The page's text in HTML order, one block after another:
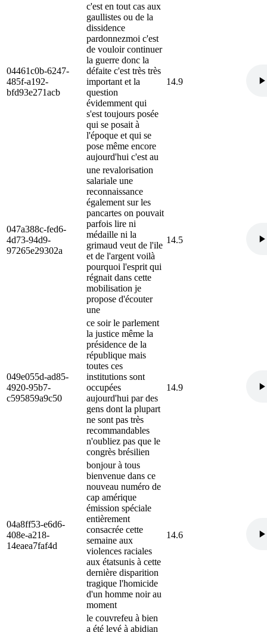
04461c0b-6247-
485f-a192-
bfd93e271acb
c'est en tout cas aux
gaullistes ou de la
dissidence
pardonnezmoi c'est
de vouloir continuer
la guerre donc la
défaite c'est très très
important et la
question
évidemment qui
s'est toujours posée
qui se posait à
l'époque et qui se
pose même encore
aujourd'hui c'est au
14.9
047a388c-fed6-
4d73-94d9-
97265e29302a
une revalorisation
salariale une
reconnaissance
également sur les
pancartes on pouvait
parfois lire ni
médaille ni la
grimaud veut de l'ile
et de l'argent voilà
pourquoi l'esprit qui
régnait dans cette
mobilisation je
propose d'écouter
une
14.5
049e055d-ad85-
4920-95b7-
c595859a9c50
ce soir le parlement
la justice même la
présidence de la
république mais
toutes ces
institutions sont
occupées
aujourd'hui par des
gens dont la plupart
ne sont pas très
recommandables
n'oubliez pas que le
congrès brésilien
14.9
04a8ff53-e6d6-
408e-a218-
14eaea7faf4d
bonjour à tous
bienvenue dans ce
nouveau numéro de
cap amérique
émission spéciale
entièrement
consacrée cette
semaine aux
violences raciales
aux étatsunis à cette
dernière disparition
tragique l'homicide
d'un homme noir au
moment
14.6
le couvrefeu à bien
a été levé à abidjan